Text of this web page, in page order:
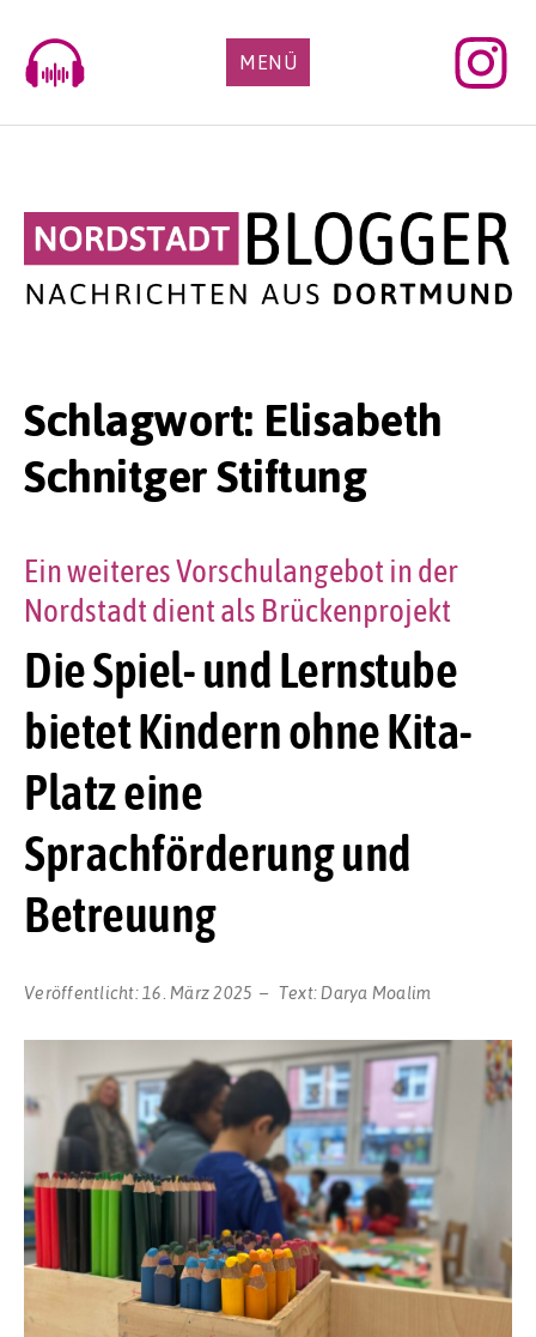
content
MENÜ
Schlagwort: Elisabeth
Schnitger Stiftung
Die Spiel- und Lernstube
bietet Kindern ohne Kita-
Platz eine
Sprachförderung und
Betreuung
Ein weiteres Vorschulangebot in der
Nordstadt dient als Brückenprojekt
Veröffentlicht: 16. März 2025 Text:Darya Moalim